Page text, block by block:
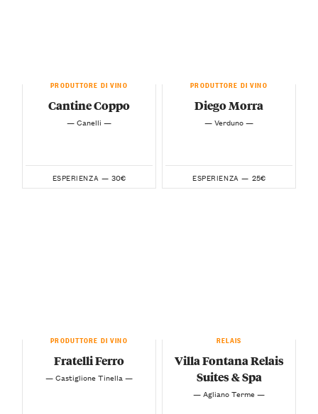
PRODUTTORE DI VINO
Cantine Coppo
— Canelli —
ESPERIENZA — 30€
PRODUTTORE DI VINO
Diego Morra
— Verduno —
ESPERIENZA — 25€
PRODUTTORE DI VINO
Fratelli Ferro
— Castiglione Tinella —
RELAIS
Villa Fontana Relais
Suites & Spa
— Agliano Terme —